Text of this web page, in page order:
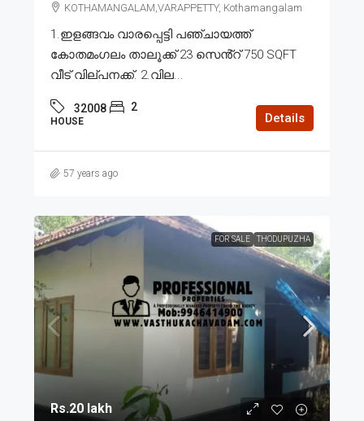
KOTHAMANGALAM,VARAPPETTY, Kothamangalam
1.ഇളങ്ങവം വാരപ്പെട്ടി പഞ്ചായത്ത്
കോതമംഗലം താലൂക്ക് 23 സെൻ്റ് 750 SQFT
വീട് വില്പനക്ക്. 2.വില...
32008 2
HOUSE Details
57 years ago
FOR SALE THODUPUZHA
Rs.20 lakh